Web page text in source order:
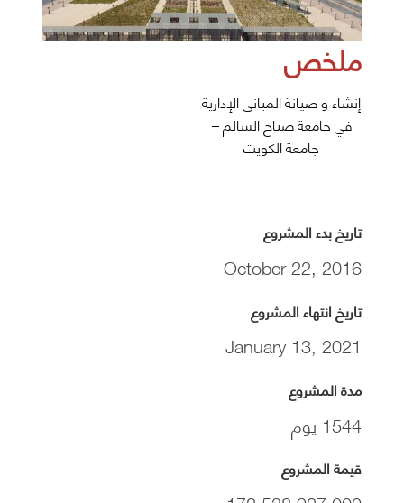
ملخص
إنشاء و صيانة المباني الإدارية
في جامعة صباح السالم –
جامعة الكويت
تاريخ بدء المشروع
October 22, 2016
تاريخ انتهاء المشروع
January 13, 2021
مدة المشروع
1544 يوم
قيمة المشروع